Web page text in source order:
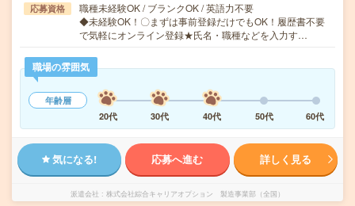
応募資格
職種未経験OK / ブランクOK / 英語力不要
◆未経験OK！〇まずは事前登録だけでもOK！履歴書不要
で気軽にオンライン登録★氏名・職種などを入力す…
職場の雰囲気
年齢層
20代
30代 40代 50代 60代
気になる! 応募へ進む 詳しく見る
派遣会社 株式会社綜合キャリアオプション 製造事業部（全国）